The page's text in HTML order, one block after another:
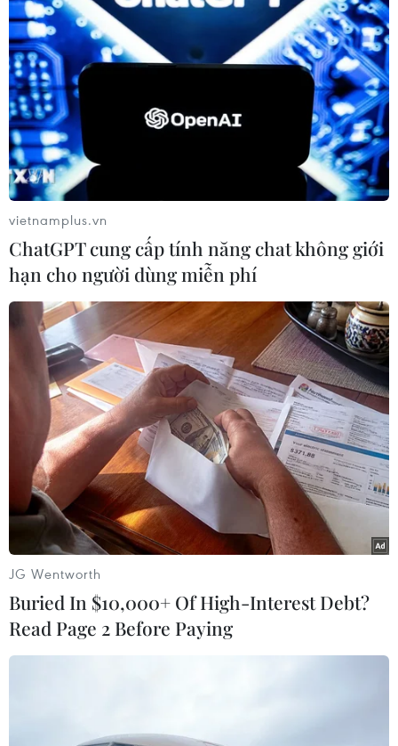
#League Cup
#Manchester City
#Liverpool
Theo dõi VietnamPlus
TIN LIÊN QUAN
vietnamplus.vn
ChatGPT cung cấp tính năng chat không giới
hạn cho người dùng miễn phí
JG Wentworth
Buried In $10,000+ Of High-Interest Debt?
Read Page 2 Before Paying